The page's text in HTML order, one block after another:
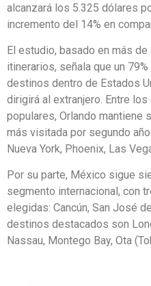
alcanzará los 5.325 dólares
incremento del 14% en
El estudio, basado en más
itinerarios, señala que un
destinos dentro de Estados
dirigirá al extranjero. Entre
populares, Orlando mantiene
más visitada por segundo
Nueva York, Phoenix, Las
Por su parte, México sigue
segmento internacional, con
elegidas: Cancún, San José
destinos destacados son
Nassau, Montego Bay, Ota